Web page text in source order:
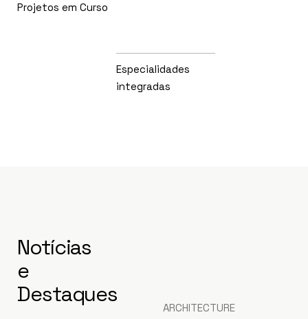
Projetos em Curso
Especialidades
integradas
Notícias
e
Destaques
ARCHITECTURE